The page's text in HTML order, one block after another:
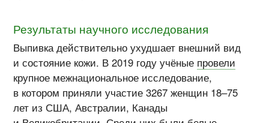
Результаты научного исследования
Выпивка действительно ухудшает внешний вид
и состояние кожи. В 2019 году учёные провели
крупное межнациональное исследование,
в котором приняли участие 3267 женщин 18–75
лет из США, Австралии, Канады